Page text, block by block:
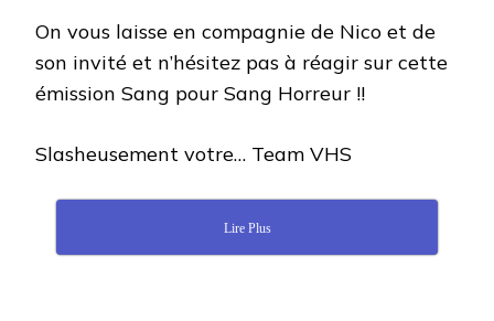
On vous laisse en compagnie de Nico et de
son invité et n’hésitez pas à réagir sur cette
émission Sang pour Sang Horreur !!
Slasheusement votre… Team VHS
Lire Plus